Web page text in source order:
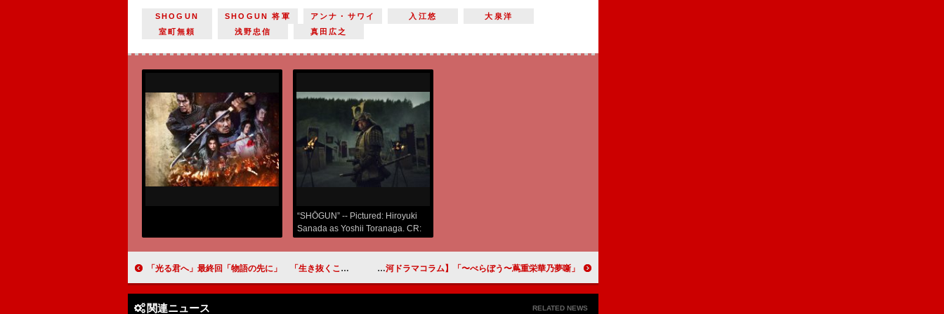
SHOGUN SHOGUN 将軍 アンナ・サワイ 入江悠
大泉洋
室町無頼
浅野忠信 真田広之
“SHŌGUN” -- Pictured: Hiroyuki
Sanada as Yoshii Toranaga. CR:
「光る君へ」最終回「物語の先に」 「生き抜くことの尊さ」を描いた物語【大河ドラマコラム】 「べらぼう〜蔦重栄華乃夢噺〜」第一回「ありがた山の寒がらす」綾瀬はるかの語りから探る物語の行方【大河ドラマコラム】
関連ニュース RELATED NEWS